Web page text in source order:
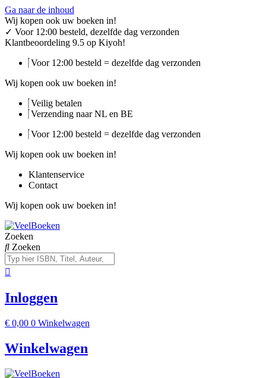
Ga naar de inhoud
Wij kopen ook uw boeken in!
✓ Voor 12:00 besteld, dezelfde dag verzonden
Klantbeoordeling 9.5 op Kiyoh!
Voor 12:00 besteld = dezelfde dag verzonden
Wij kopen ook uw boeken in!
Veilig betalen
Verzending naar NL en BE
Voor 12:00 besteld = dezelfde dag verzonden
Wij kopen ook uw boeken in!
Klantenservice
Contact
Wij kopen ook uw boeken in!
Zoeken
Zoeken
Inloggen
€ 0,00 0 Winkelwagen
Winkelwagen